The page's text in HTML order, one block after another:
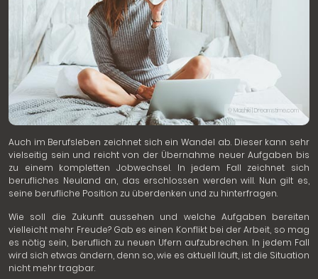
© Mashiki | Dreamstime.com
Auch im Berufsleben zeichnet sich ein Wandel ab. Dieser kann sehr
vielseitig sein und reicht von der Übernahme neuer Aufgaben bis
zu einem kompletten Jobwechsel. In jedem Fall zeichnet sich
berufliches Neuland an, das erschlossen werden will. Nun gilt es,
seine berufliche Position zu überdenken und zu hinterfragen.
Wie soll die Zukunft aussehen und welche Aufgaben bereiten
vielleicht mehr Freude? Gab es einen Konflikt bei der Arbeit, so mag
es nötig sein, beruflich zu neuen Ufern aufzubrechen. In jedem Fall
wird sich etwas ändern, denn so, wie es aktuell läuft, ist die Situation
nicht mehr tragbar.